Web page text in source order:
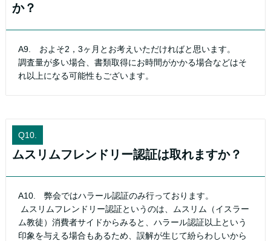
か？
A9. およそ2，3ヶ月とお考えいただければと思います。
調査量が多い場合、書類取得にお時間がかかる場合などはそ
れ以上になる可能性もございます。
Q10.
ムスリムフレンドリー認証は取れますか？
A10. 弊会ではハラール認証のみ行っております。
ムスリムフレンドリー認証というのは、ムスリム（イスラー
ム教徒）消費者サイドからみると、ハラール認証以上という
印象を与える場合もあるため、誤解が生じて紛らわしいから